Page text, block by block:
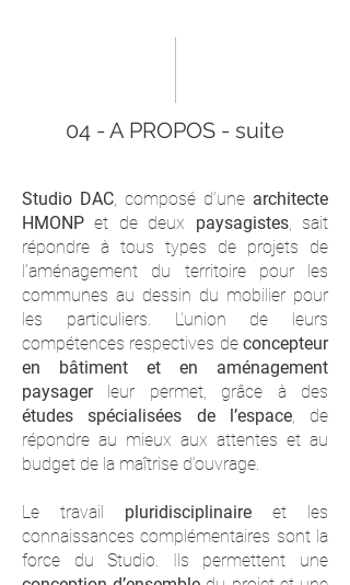
04 - A PROPOS - suite
Studio DAC, composé d’une architecte
HMONP et de deux paysagistes, sait
répondre à tous types de projets de
l’aménagement du territoire pour les
communes au dessin du mobilier pour
les particuliers. L’union de leurs
compétences respectives de concepteur
en bâtiment et en aménagement
paysagerleur permet, grâce à des
études spécialisées de l’espace, de
répondre au mieux aux attentes et au
budget de la maîtrise d’ouvrage.
Le travail pluridisciplinaire et les
connaissances complémentaires sont la
force du Studio. Ils permettent une